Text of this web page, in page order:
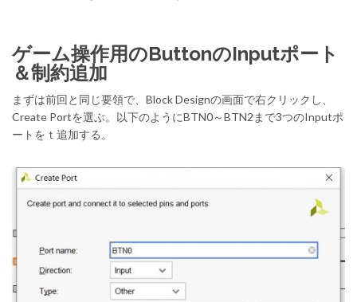
ゲーム操作用のButtonのInputポート
＆制約追加
まずは前回と同じ要領で、Block Designの画面で右クリックし、
Create Portを選ぶ。以下のようにBTN0～BTN2まで3つのInputポ
ートをｔ追加する。